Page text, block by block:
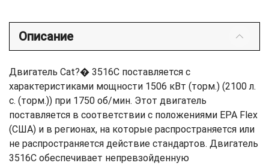
Описание
Двигатель Cat?� 3516C поставляется с
характеристиками мощности 1506 кВт (торм.) (2100 л.
с. (торм.)) при 1750 об/мин. Этот двигатель
поставляется в соответствии с положениями EPA Flex
(США) и в регионах, на которые распространяется или
не распространяется действие стандартов. Двигатель
3516C обеспечивает непревзойденную